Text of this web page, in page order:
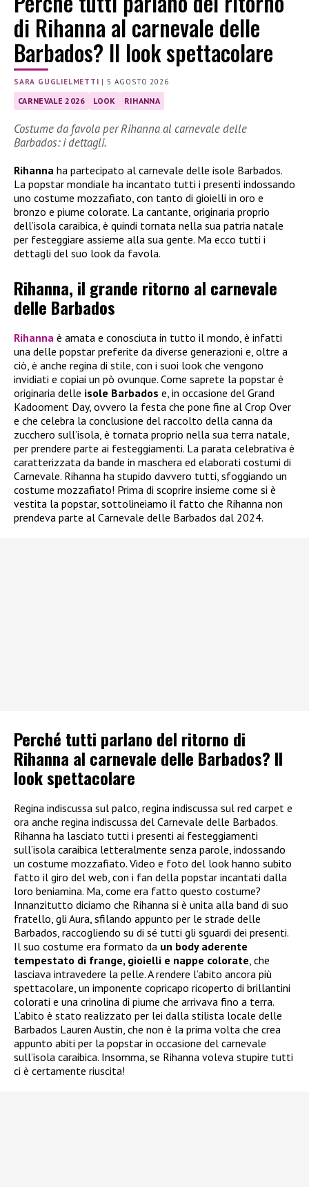
di Rihanna al carnevale delle
Barbados? Il look spettacolare
SARA GUGLIELMETTI |5 AGOSTO 2026
CARNEVALE 2026 LOOK RIHANNA
Costume da favola per Rihanna al carnevale delle
Barbados: i dettagli.
Rihanna ha partecipato al carnevale delle isole Barbados.
La popstar mondiale ha incantato tutti i presenti indossando
uno costume mozzafiato, con tanto di gioielli in oro e
bronzo e piume colorate. La cantante, originaria proprio
dell’isola caraibica, è quindi tornata nella sua patria natale
per festeggiare assieme alla sua gente. Ma ecco tutti i
dettagli del suo look da favola.
Rihanna, il grande ritorno al carnevale
delle Barbados
Rihanna è amata e conosciuta in tutto il mondo, è infatti
una delle popstar preferite da diverse generazioni e, oltre a
ciò, è anche regina di stile, con i suoi look che vengono
invidiati e copiai un pò ovunque. Come saprete la popstar è
originaria delle isole Barbados e, in occasione del Grand
Kadooment Day, ovvero la festa che pone fine al Crop Over
e che celebra la conclusione del raccolto della canna da
zucchero sull’isola, è tornata proprio nella sua terra natale,
per prendere parte ai festeggiamenti. La parata celebrativa è
caratterizzata da bande in maschera ed elaborati costumi di
Carnevale. Rihanna ha stupido davvero tutti, sfoggiando un
costume mozzafiato! Prima di scoprire insieme come si è
vestita la popstar, sottolineiamo il fatto che Rihanna non
prendeva parte al Carnevale delle Barbados dal 2024.
Perché tutti parlano del ritorno di
Rihanna al carnevale delle Barbados? Il
look spettacolare
Regina indiscussa sul palco, regina indiscussa sul red carpet e
ora anche regina indiscussa del Carnevale delle Barbados.
Rihanna ha lasciato tutti i presenti ai festeggiamenti
sull’isola caraibica letteralmente senza parole, indossando
un costume mozzafiato. Video e foto del look hanno subito
fatto il giro del web, con i fan della popstar incantati dalla
loro beniamina. Ma, come era fatto questo costume?
Innanzitutto diciamo che Rihanna si è unita alla band di suo
fratello, gli Aura, sfilando appunto per le strade delle
Barbados, raccogliendo su di sé tutti gli sguardi dei presenti.
Il suo costume era formato da un body aderente
tempestato di frange, gioielli e nappe colorate, che
lasciava intravedere la pelle. A rendere l’abito ancora più
spettacolare, un imponente copricapo ricoperto di brillantini
colorati e una crinolina di piume che arrivava fino a terra.
L’abito è stato realizzato per lei dalla stilista locale delle
Barbados Lauren Austin, che non è la prima volta che crea
appunto abiti per la popstar in occasione del carnevale
sull’isola caraibica. Insomma, se Rihanna voleva stupire tutti
ci è certamente riuscita!